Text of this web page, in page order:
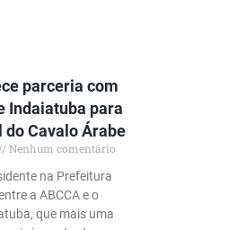
parceria com
Indaiatuba para
do Cavalo Árabe
Nenhum comentário
na Prefeitura
a ABCCA e o
que mais uma